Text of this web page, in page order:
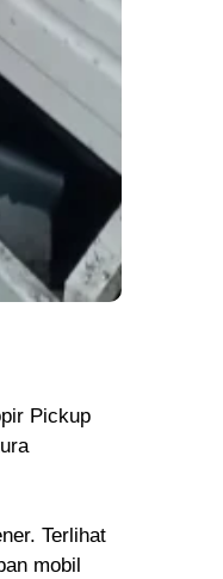
Pickup
Terlihat
mobil